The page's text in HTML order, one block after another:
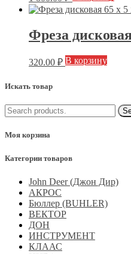
Фреза
320.00 ₽ В корзину
Искать товар
Моя корзина
Категории товаров
John Deer (Джон Дир)
АКРОС
Бюллер (BUHLER)
ВЕКТОР
ДОН
ИНСТРУМЕНТ
КЛААС